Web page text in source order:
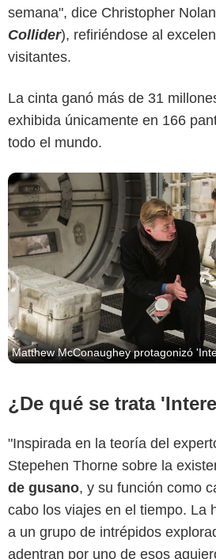
semana", dice Christopher
Collider), refiriéndose al
visitantes.
La cinta ganó más de 31
exhibida únicamente en 166
todo el mundo.
Matthew McConaughey protagonizó
¿De qué se trata
"Inspirada en la teoría del
Stepehen Thorne sobre la
de gusano, y su función como
cabo los viajes en el tiempo. La
a un grupo de intrépidos
adentran por uno de esos